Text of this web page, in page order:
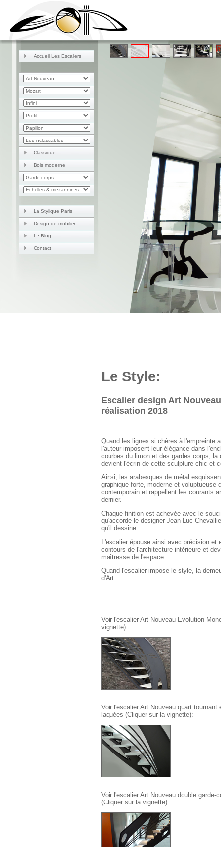
Accueil Les Escaliers
Classique
Bois moderne
La Stylique Paris
Design de mobilier
Le Blog
Contact
Le Style:
Escalier design Art
réalisation 2018
Quand les lignes si chères à l'empreinte
l'auteur imposent leur élégance dans
courbes du limon et des gardes corps, la
devient l'écrin de cette sculpture chic et
Ainsi, les arabesques de métal
graphique forte, moderne et voluptueuse
contemporain et rappellent les courants
dernier.
Chaque finition est achevée avec le
qu'accorde le designer Jean Luc
qu'il dessine.
L'escalier épouse ainsi avec précision et
contours de l'architecture intérieure et
maîtresse de l'espace.
Quand l'escalier impose le style, la
d'Art.
Voir l'escalier Art Nouveau Evolution
vignette):
Voir l'escalier Art Nouveau quart tournant
laquées (Cliquer sur la vignette):
Voir l'escalier Art Nouveau double garde-
(Cliquer sur la vignette):